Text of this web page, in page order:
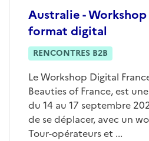
Australie - Workshop
format digital
RENCONTRES B2B
Le Workshop Digital
Beauties of France, est
du 14 au 17 septembre
de se déplacer, avec un
Tour-opérateurs et ...